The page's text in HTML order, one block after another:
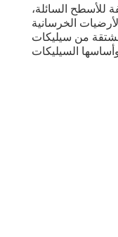
للأسطح السائلة،
الخرسانية
من سيليكات